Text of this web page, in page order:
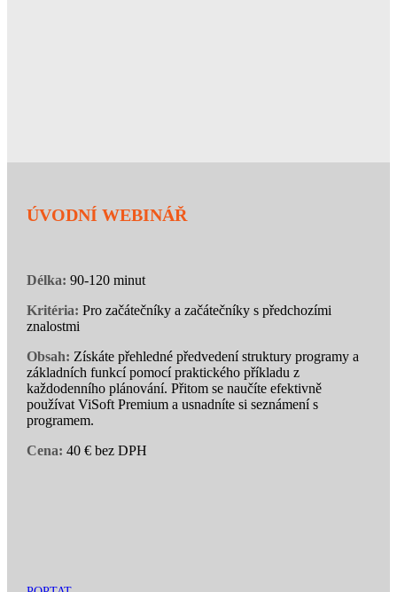
ÚVODNÍ WEBINÁŘ
Délka: 90-120 minut
Kritéria: Pro začátečníky a začátečníky s předchozími
znalostmi
Obsah: Získáte přehledné předvedení struktury programy a
základních funkcí pomocí praktického příkladu z
každodenního plánování. Přitom se naučíte efektivně
používat ViSoft Premium a usnadníte si seznámení s
programem.
Cena: 40 € bez DPH